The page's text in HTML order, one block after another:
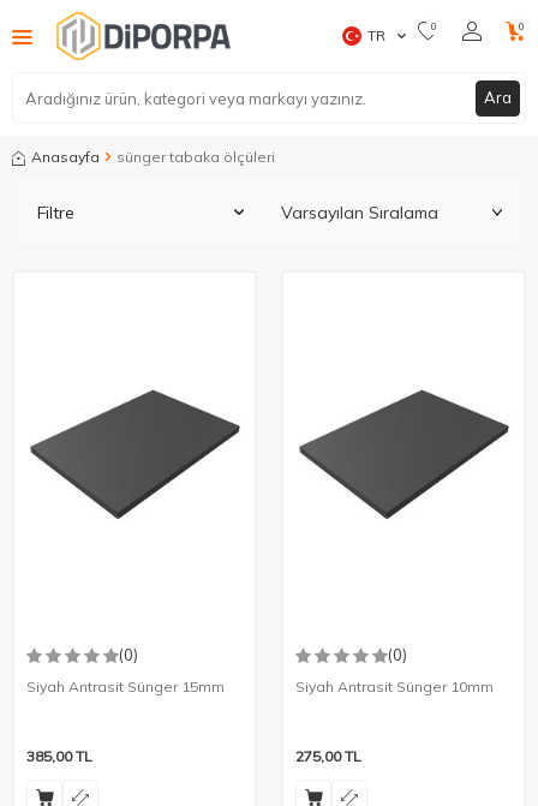
Ara
TR 0 0
Anasayfa sünger tabaka ölçüleri
Filtre
(0)
Siyah Antrasit Sünger 15mm
385,00TL
(0)
Siyah Antrasit Sünger 10mm
275,00TL